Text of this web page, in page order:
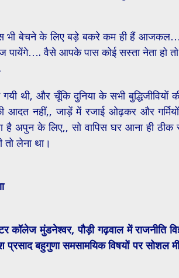
भी बेचने के लिए बड़े बकरे कम ही हैं
पायेंगे…. वैसे आपके पास कोई सस्ता नेता हो
थी, और चूँकि दुनिया के सभी
आदत नहीं,, जाड़ें में रजाई ओढ़कर और
है अपुन के लिए,, सो वापिस घर आना ही
तो लेना था।
कॉलेज मुंडनेश्वर, पौड़ी गढ़वाल में राजनीति
प्रसाद बहुगुणा समसामयिक विषयों पर सोशल